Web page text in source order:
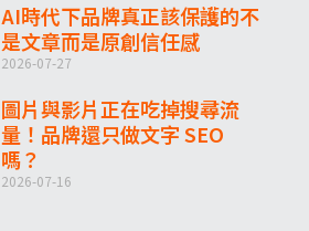
AI時代下品牌真正該保護的不
是文章而是原創信任感
2026-07-27
圖片與影片正在吃掉搜尋流
量！品牌還只做文字 SEO
嗎？
2026-07-16